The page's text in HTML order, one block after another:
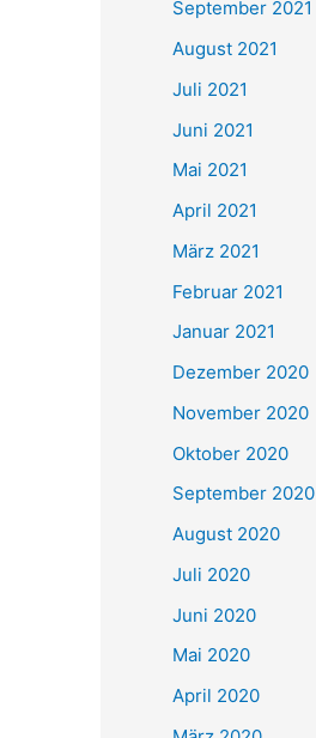
h
:
September 2021
August 2021
Juli 2021
Juni 2021
Mai 2021
April 2021
März 2021
Februar 2021
Januar 2021
Dezember 2020
November 2020
Oktober 2020
September 2020
August 2020
Juli 2020
Juni 2020
Mai 2020
April 2020